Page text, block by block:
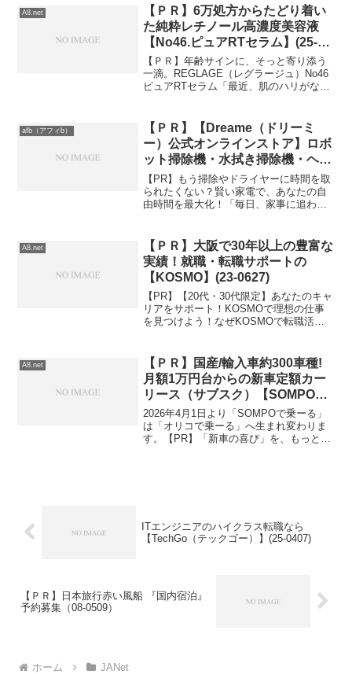
ワは、お顔を老けさせてしまう悩ましい
存在ですよね。そ...
A8.net
【ＰＲ】6万処方からたどり着い
た純粋レチノール高濃度美容液
【No46.ピュアRTセラム】(25-
1117)
【ＰＲ】年齢サインに、そっと寄り添う
一滴。REGLAGE（レグラージュ）No46
ピュアRTセラム「最近、肌のハリがなく
じ始めた大人の女性に選ばれているの
が、REGLA...
afb（アフィb）
【ＰＲ】【Dreame（ドリーミ
ー）公式オンラインストア】ロボ
ット掃除機・水拭き掃除機・ヘア
ケア美容家電まで日本中を驚かす
ような最先端テクノロジー製品を
リリース
【PR】もう掃除やドライヤーに時間を取
られたくない？賢い家電で、あなたの自
由時間を最大化！「毎日、家事に追われ
や身支度は時間を取られる悩みの種。も
し、これらの時間をもっ...
A8.net
【ＰＲ】大阪で30年以上の豊富な
実績！就職・転職サポートの
【KOSMO】(23-0627)
【PR】【20代・30代限定】あなたのキャ
リアをサポート！KOSMOで理想の仕事
を見つけよう！なぜKOSMOで転職活動
い」「自分に合った仕事が見つかるか不
安」そんな風に悩...
A8.net
【ＰＲ】国産/輸入車約300車種!
月額1万円台からの新車定額カー
リース（サブスク）【SOMPOで
乗ーる】(20-0716)
2026年4月1日より「SOMPOで乗ーる」
は「オリコで乗ーる」へ生まれ変わりま
す。【PR】「新車の喜び」を、もっと自
ITエンジニアのハイクラス転職なら
【TechGo（テックゴー）】(25-0407)
【ＰＲ】日本旅行赤い風船 『国内宿泊』
予約募集（08-0509）
ホーム JANet